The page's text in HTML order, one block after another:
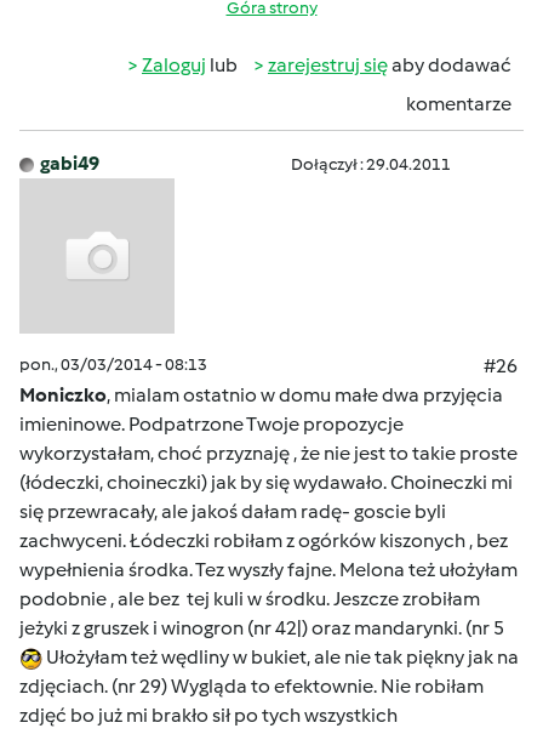
Góra strony
Zaloguj lub zarejestruj sięaby dodawać
komentarze
gabi49 Dołączył : 29.04.2011
pon., 03/03/2014 - 08:13
#26
Moniczko, mialam ostatnio w domu małe dwa przyjęcia
imieninowe. Podpatrzone Twoje propozycje
wykorzystałam, choć przyznaję , że nie jest to takie proste
(łódeczki, choineczki) jak by się wydawało. Choineczki mi
się przewracały, ale jakoś dałam radę- goscie byli
zachwyceni. Łódeczki robiłam z ogórków kiszonych , bez
wypełnienia środka. Tez wyszły fajne. Melona też ułożyłam
podobnie , ale bez tej kuli w środku. Jeszcze zrobiłam
jeżyki z gruszek i winogron (nr 42|) oraz mandarynki. (nr 5
Ułożyłam też wędliny w bukiet, ale nie tak piękny jak na
zdjęciach. (nr 29) Wygląda to efektownie. Nie robiłam
zdjęć bo już mi brakło sił po tych wszystkich